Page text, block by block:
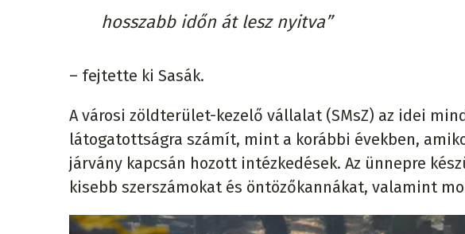
hosszabb időn át lesz nyitva”
– fejtette ki Sasák.
A városi zöldterület-kezelő vállalat (SMsZ) az idei
látogatottságra számít, mint a korábbi években,
járvány kapcsán hozott intézkedések. Az ünnepre
kisebb szerszámokat és öntözőkannákat, valamint